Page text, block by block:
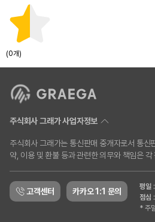
(0개)
주식회사 그래가 사업자정보
주식회사 그래가는 통신판매 중개자로서 통신
약, 이용 및 환불 등과 관련한 의무와 책임은
고객센터 카카오 1:1 문의 평일:
점심 :
* 주